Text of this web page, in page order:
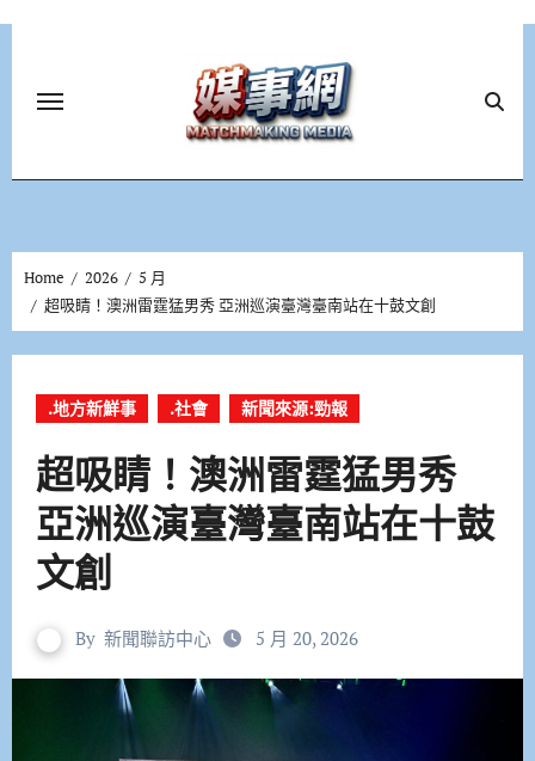
Home 2026
5 月
超吸睛！澳洲雷霆猛男秀 亞洲巡演臺灣臺南站在十鼓文創
.地方新鮮事 .社會 新聞來源:勁報
超吸睛！澳洲雷霆猛男秀
亞洲巡演臺灣臺南站在十鼓
文創
By 新聞聯訪中心 5 月 20, 2026